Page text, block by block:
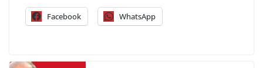
Facebook WhatsApp